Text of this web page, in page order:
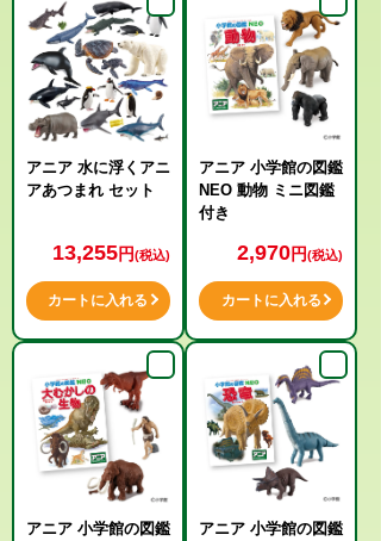
アニア 水に浮くアニ
アあつまれ セット
13,255円(税込)
カートに入れる
アニア 小学館の図鑑
NEO 動物 ミニ図鑑
付き
2,970円(税込)
カートに入れる
アニア 小学館の図鑑
アニア 小学館の図鑑